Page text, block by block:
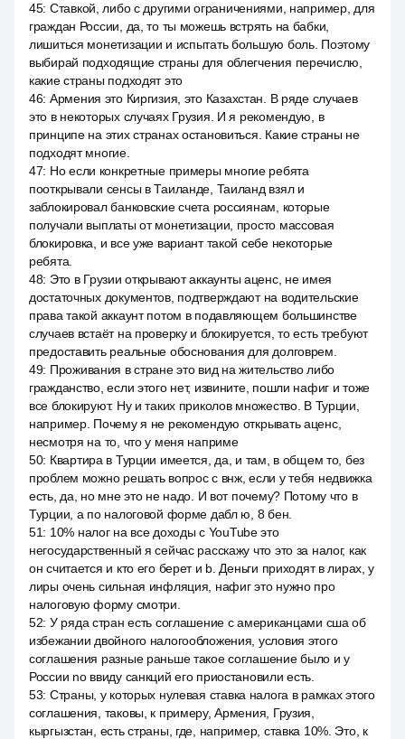
45: Ставкой, либо с другими ограничениями, например, для
граждан России, да, то ты можешь встрять на бабки,
лишиться монетизации и испытать большую боль. Поэтому
выбирай подходящие страны для облегчения перечислю,
какие страны подходят это
46: Армения это Киргизия, это Казахстан. В ряде случаев
это в некоторых случаях Грузия. И я рекомендую, в
принципе на этих странах остановиться. Какие страны не
подходят многие.
47: Но если конкретные примеры многие ребята
пооткрывали сенсы в Таиланде, Таиланд взял и
заблокировал банковские счета россиянам, которые
получали выплаты от монетизации, просто массовая
блокировка, и все уже вариант такой себе некоторые
ребята.
48: Это в Грузии открывают аккаунты аценс, не имея
достаточных документов, подтверждают на водительские
права такой аккаунт потом в подавляющем большинстве
случаев встаёт на проверку и блокируется, то есть требуют
предоставить реальные обоснования для долговрем.
49: Проживания в стране это вид на жительство либо
гражданство, если этого нет, извините, пошли нафиг и тоже
все блокируют. Ну и таких приколов множество. В Турции,
например. Почему я не рекомендую открывать аценс,
несмотря на то, что у меня наприме
50: Квартира в Турции имеется, да, и там, в общем то, без
проблем можно решать вопрос с внж, если у тебя недвижка
есть, да, но мне это не надо. И вот почему? Потому что в
Турции, а по налоговой форме дабл ю, 8 бен.
51: 10% налог на все доходы с YouTube это
негосударственный я сейчас расскажу что это за налог, как
он считается и кто его берет и b. Деньги приходят в лирах, у
лиры очень сильная инфляция, нафиг это нужно про
налоговую форму смотри.
52: У ряда стран есть соглашение с американцами сша об
избежании двойного налогообложения, условия этого
соглашения разные раньше такое соглашение было и у
России no ввиду санкций его приостановили есть.
53: Страны, у которых нулевая ставка налога в рамках этого
соглашения, таковы, к примеру, Армения, Грузия,
кыргызстан, есть страны, где, например, ставка 10%. Это, к